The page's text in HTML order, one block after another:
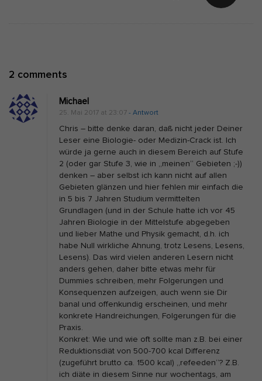
2 comments
R
f
e
e
d
:
L
e
p
i
n
l
s
U
r
Michael
25. Mai 2017 at 23:07 - Antwort
Chris – bitte denke daran, daß nicht jeder Deiner
Leser eine Biologie- oder Medizin-Crack ist. Ich
würde ja gerne auch in diesem Bereich auf Stufe
2 (oder gar Stufe 3, wie in „meinen“ Gebieten ;-))
denken – aber selbst ich kann nicht auf allen
Gebieten glänzen und hier fehlen mir einfach die
in 5 bis 7 Jahren Studium vermittelten
Grundlagen (und in der Schule hatte ich vor 45
Jahren Biologie in der Mittelstufe abgegeben
und lieber Mathe und Physik gemacht, d.h. ich
habe Null wirkliche Ahnung, trotz Lesens, Lesens,
Lesens). Das wird vielen anderen Lesern nicht
anders gehen, daher bitte etwas mehr für
Dummies schreiben, mehr Folgerungen und
Konsequenzen aufzeigen, auch wenn sie Dir
banal und offenkundig erscheinen, und mehr
konkrete Handreichungen, Folgerungen für die
Praxis.
Konkret: Wie und wie oft sollte man z.B. bei einer
Reduktionsdiät von 500-700 kcal Differenz
(zugeführt brutto ca. 1500 kcal) „refeeden“? Z.B.
ich diäte in diesem Sinne nur wochentags, am